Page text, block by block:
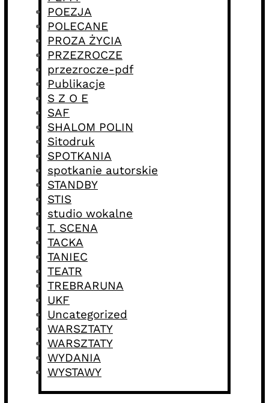
POEZJA
POLECANE
PROZA ŻYCIA
PRZEZROCZE
przezrocze-pdf
Publikacje
S Z O E
SAF
SHALOM POLIN
Sitodruk
SPOTKANIA
spotkanie autorskie
STANDBY
STIS
studio wokalne
T. SCENA
TACKA
TANIEC
TEATR
TREBRARUNA
UKF
Uncategorized
WARSZTATY
WARSZTATY
WYDANIA
WYSTAWY